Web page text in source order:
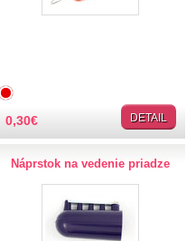
0,30€ DETAIL
Náprstok na vedenie priadze